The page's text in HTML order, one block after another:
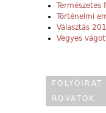
Természetes
Történelmi
Választás
Vegyes
FOLYÓIRAT
ROVATOK